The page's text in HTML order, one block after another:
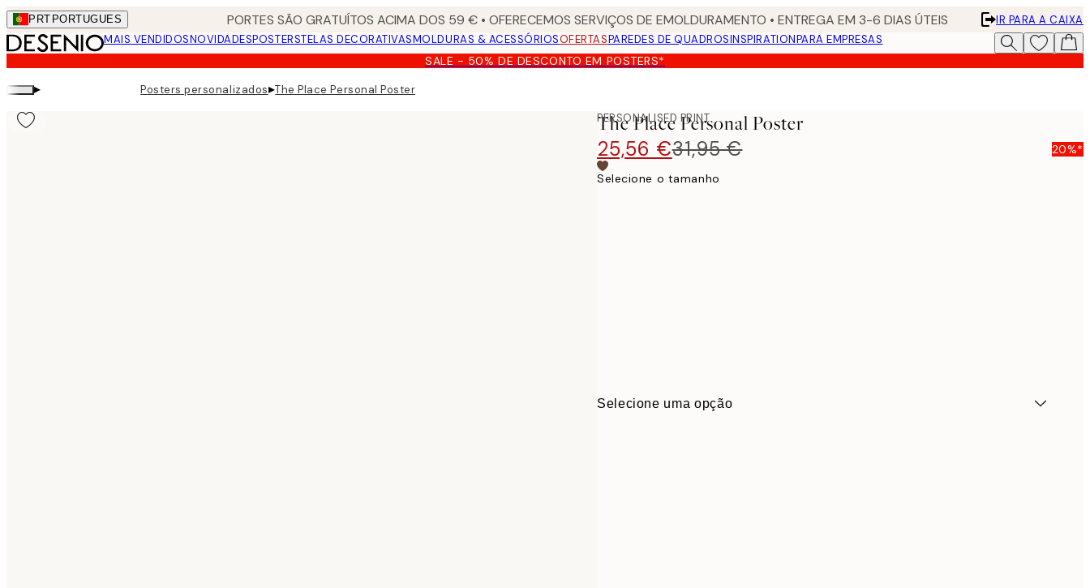
Skip
to
main
content.
PRT PORTUGUES PORTES SÃO GRATUÍTOS ACIMA DOS 59 € • OFERECEMOS SERVIÇOS DE EMOLDURAMENTO • ENTREGA EM 3-6 DIAS ÚTEIS
IR PARA A CAIXA
MAIS VENDIDOSNOVIDADESPOSTERSTELAS DECORATIVASMOLDURAS & ACESSÓRIOSOFERTASPAREDES DE QUADROSINSPIRATIONPARA EMPRESAS
SALE - 50% DE DESCONTO EM POSTERS*
▸ Posters personalizados▸The Place Personal Poster
PERSONALISED PRINT
The Place Personal Poster
25,56 €31,95 € 20%*
Selecione o tamanho
Selecione uma opção